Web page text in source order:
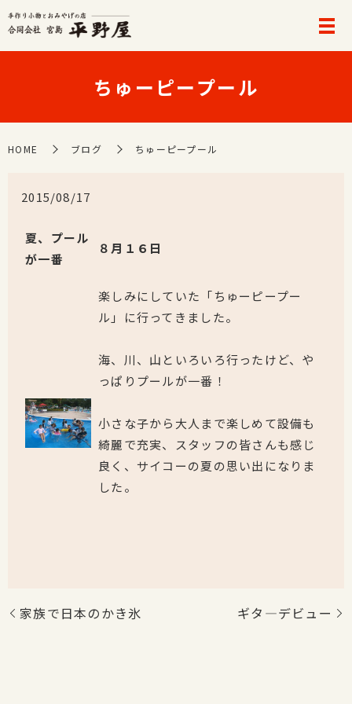
ちゅーピープール
HOME ブログ ちゅーピープール
2015/08/17
夏、プール
が一番
８月１６日
楽しみにしていた「ちゅーピープー
ル」に行ってきました。
海、川、山といろいろ行ったけど、や
っぱりプールが一番！
小さな子から大人まで楽しめて設備も
綺麗で充実、スタッフの皆さんも感じ
良く、サイコーの夏の思い出になりま
した。
家族で日本のかき氷 ギタ―デビュー